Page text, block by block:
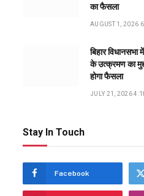
का फैसला
AUGUST 1, 2026
बिहार
के उत्क्रमण का
होगा फैसला
JULY 21, 2026
Stay In Touch
Facebook